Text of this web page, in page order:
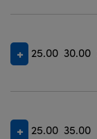
25.00 30.00
25.00 35.00